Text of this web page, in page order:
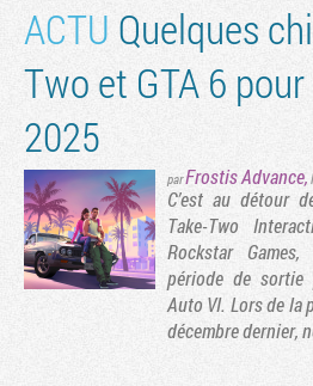
ACTU Quelques
Two et GTA 6
2025
parFrostis Advance,
C’est au détour
Take-Two
Rockstar
période de sortie
Auto VI. Lors de la
décembre dernier,